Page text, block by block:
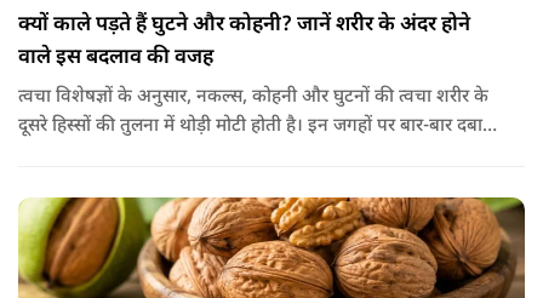
क्यों काले पड़ते हैं घुटने और कोहनी? जानें शरीर के अंदर होने
वाले इस बदलाव की वजह
त्वचा विशेषज्ञों के अनुसार, नकल्स, कोहनी और घुटनों की त्वचा शरीर के
दूसरे हिस्सों की तुलना में थोड़ी मोटी होती है। इन जगहों पर बार-बार दबाव